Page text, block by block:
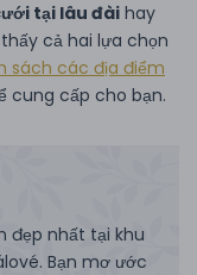
tại lâu đàihay
cả hai lựa chọn
sách các địa điểm
cung cấp cho bạn.
đẹp nhất tại khu
Bạn mơ ước